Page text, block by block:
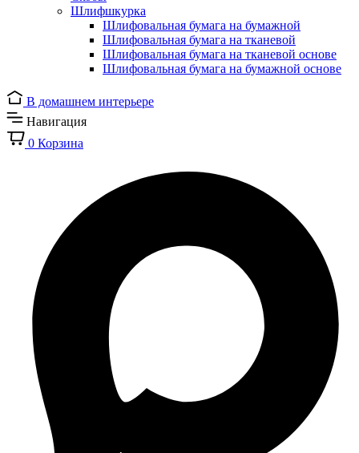
Шлифшкурка
Шлифовальная бумага на бумажной
Шлифовальная бумага на тканевой
Шлифовальная бумага на тканевой основе
Шлифовальная бумага на бумажной основе
В домашнем интерьере
Навигация
0 Корзина